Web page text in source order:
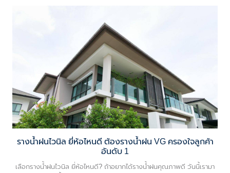
ประชาชนใช้
รางน้ำฝนไวนิล ยี่ห้อไหนดี ต้องรางน้ำฝน VG ครองใจลูกค้า
อันดับ 1
เลือกรางน้ำฝนไวนิล ยี่ห้อไหนดี? ถ้าอยากได้รางน้ำฝนคุณภาพดี วันนี้เรามา